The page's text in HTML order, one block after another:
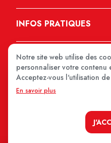
INFOS PRATIQUES
Notre site web utilise des
personnaliser votre contenu
Acceptez-vous l'utilisation
En savoir plus